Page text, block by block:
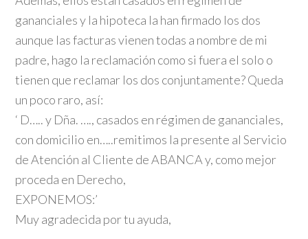
gananciales y la hipoteca la han firmado los dos
aunque las facturas vienen todas a nombre de mi
padre, hago la reclamación como si fuera el solo o
tienen que reclamar los dos conjuntamente? Queda
un poco raro, así:
‘ D….. y Dña. …., casados en régimen de gananciales,
con domicilio en…..remitimos la presente al Servicio
de Atención al Cliente de ABANCA y, como mejor
proceda en Derecho,
EXPONEMOS:’
Muy agradecida por tu ayuda,